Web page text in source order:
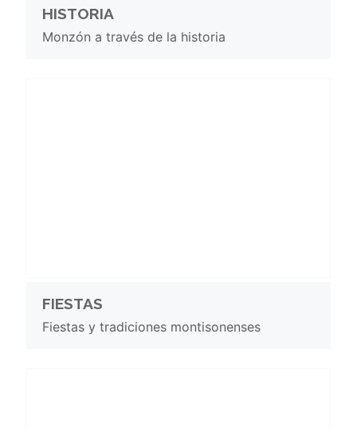
HISTORIA
Monzón a través de la historia
FIESTAS
Fiestas y tradiciones montisonenses